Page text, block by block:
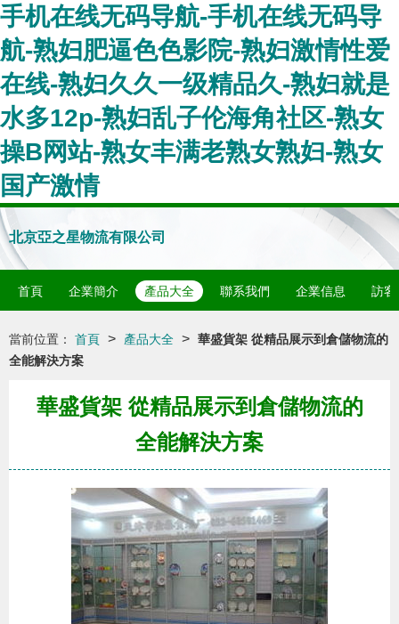
手机在线无码导航-手机在线无码导
航-熟妇肥逼色色影院-熟妇激情性爱
在线-熟妇久久一级精品久-熟妇就是
水多12p-熟妇乱子伦海角社区-熟女
操B网站-熟女丰满老熟女熟妇-熟女
国产激情
北京亞之星物流有限公司
首頁 企業簡介 產品大全 聯系我們 企業信息 訪客
當前位置： 首頁 > 產品大全 > 華盛貨架 從精品展示到倉儲物流的
全能解決方案
華盛貨架 從精品展示到倉儲物流的
全能解決方案